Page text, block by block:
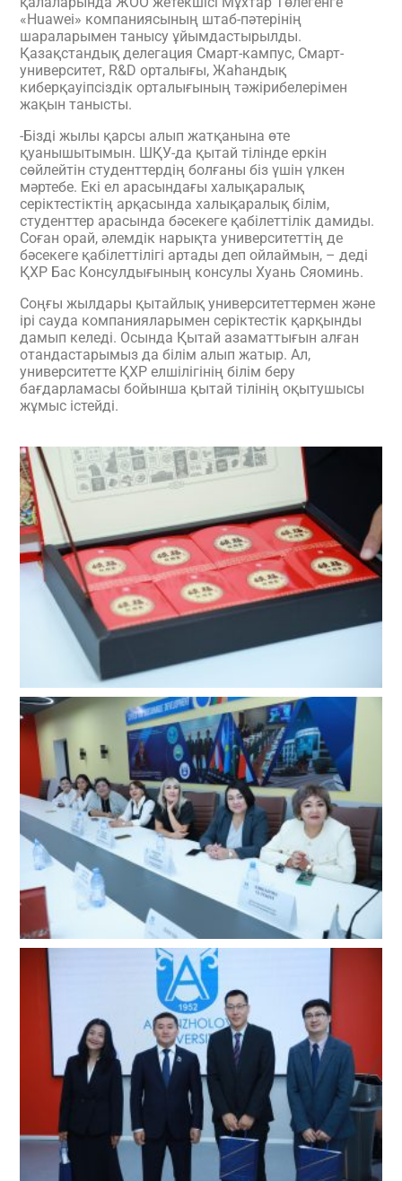
«Huawei» компаниясының штаб-пәтерінің
шараларымен танысу ұйымдастырылды.
Қазақстандық делегация Смарт-кампус, Смарт-
университет, R&D орталығы, Жаһандық
киберқауіпсіздік орталығының тәжірибелерімен
жақын танысты.
-Бізді жылы қарсы алып жатқанына өте
қуанышытымын. ШҚУ-да қытай тілінде еркін
сөйлейтін студенттердің болғаны біз үшін үлкен
мәртебе. Екі ел арасындағы халықаралық
серіктестіктің арқасында халықаралық білім,
студенттер арасында бәсекеге қабілеттілік дамиды.
Соған орай, әлемдік нарықта университеттің де
бәсекеге қабілеттілігі артады деп ойлаймын, – деді
ҚХР Бас Консулдығының консулы Хуань Сяоминь.
Соңғы жылдары қытайлық университеттермен және
ірі сауда компанияларымен серіктестік қарқынды
дамып келеді. Осында Қытай азаматтығын алған
отандастарымыз да білім алып жатыр. Ал,
университетте ҚХР елшілігінің білім беру
бағдарламасы бойынша қытай тілінің оқытушысы
жұмыс істейді.